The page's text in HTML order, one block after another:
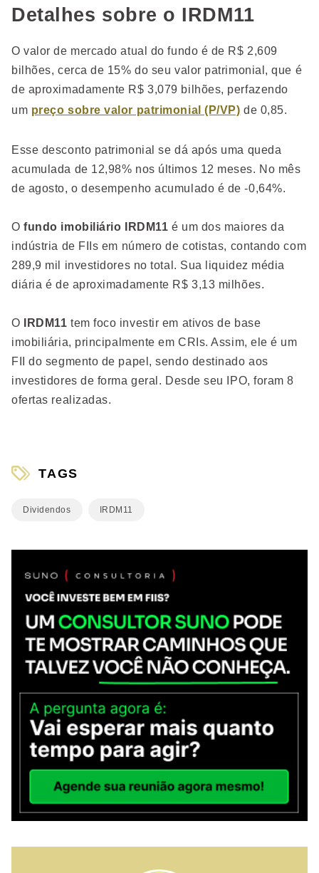
Detalhes sobre o IRDM11
O valor de mercado atual do fundo é de R$ 2,609
bilhões, cerca de 15% do seu valor patrimonial, que é
de aproximadamente R$ 3,079 bilhões, perfazendo
um preço sobre valor patrimonial (P/VP) de 0,85.
Esse desconto patrimonial se dá após uma queda
acumulada de 12,98% nos últimos 12 meses. No mês
de agosto, o desempenho acumulado é de -0,64%.
Ofundo imobiliário IRDM11 é um dos maiores da
indústria de FIIs em número de cotistas, contando com
289,9 mil investidores no total. Sua liquidez média
diária é de aproximadamente R$ 3,13 milhões.
O IRDM11 tem foco investir em ativos de base
imobiliária, principalmente em CRIs. Assim, ele é um
FII do segmento de papel, sendo destinado aos
investidores de forma geral. Desde seu IPO, foram 8
ofertas realizadas.
TAGS
Dividendos IRDM11